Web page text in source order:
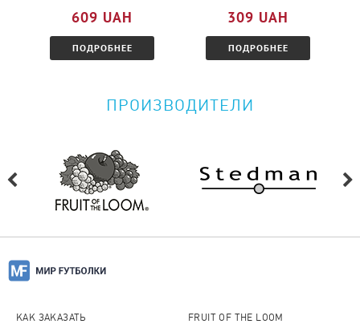
609 UAH
ПОДРОБНЕЕ
309 UAH
ПОДРОБНЕЕ
ПРОИЗВОДИТЕЛИ
КАК ЗАКАЗАТЬ
FRUIT OF THE LOOM